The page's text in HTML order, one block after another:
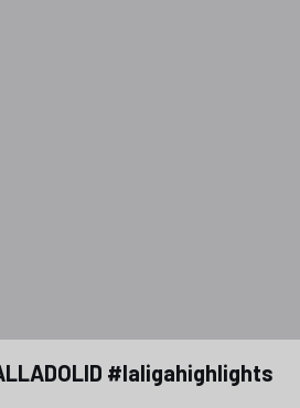
#laligahighlights